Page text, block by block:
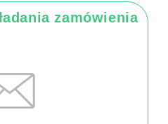
zamówienia